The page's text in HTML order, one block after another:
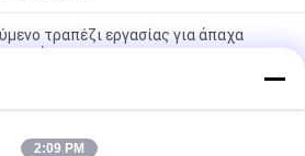
τραπέζι εργασίας για άπαχα
ψεκασμού συστημάτων
για το εργαστήριο λογιστικό
2:09 PM